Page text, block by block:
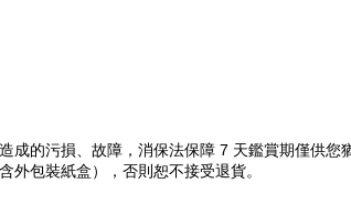
成的污損、故障，消保法保障 7 天鑑賞期僅供
外包裝紙盒），否則恕不接受退貨。